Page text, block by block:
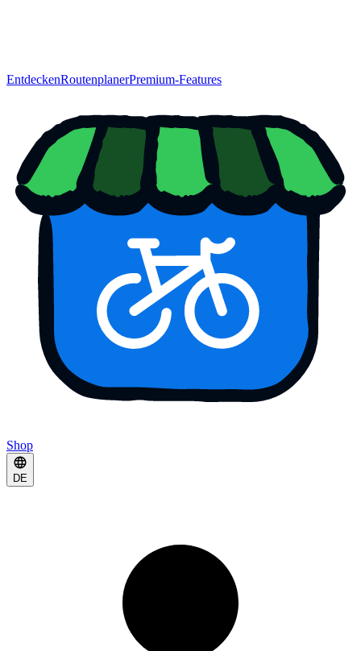
EntdeckenRoutenplanerPremium-Features
Shop
DE